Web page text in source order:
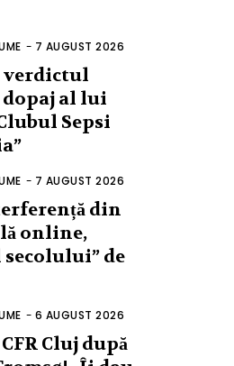
- 7 AUGUST 2026
verdictul
al lui
Sepsi
- 7 AUGUST 2026
din
online,
de
- 6 AUGUST 2026
Cluj după